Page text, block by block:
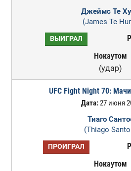
Джеймс Те
(James Te
ВЫИГРАЛ
Нокаутом
(удар)
UFC Fight Night 70:
Дата:27 июня
Тиаго
(Thiago
ПРОИГРАЛ
Нокаутом